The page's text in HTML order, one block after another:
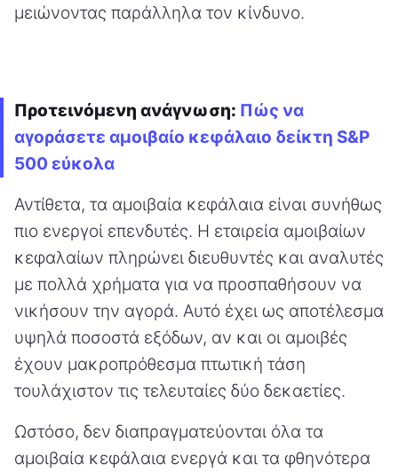
μειώνοντας παράλληλα τον κίνδυνο.
Προτεινόμενη ανάγνωση: Πώς να
αγοράσετε αμοιβαίο κεφάλαιο δείκτη S&P
500 εύκολα
Αντίθετα, τα αμοιβαία κεφάλαια είναι συνήθως
πιο ενεργοί επενδυτές. Η εταιρεία αμοιβαίων
κεφαλαίων πληρώνει διευθυντές και αναλυτές
με πολλά χρήματα για να προσπαθήσουν να
νικήσουν την αγορά. Αυτό έχει ως αποτέλεσμα
υψηλά ποσοστά εξόδων, αν και οι αμοιβές
έχουν μακροπρόθεσμα πτωτική τάση
τουλάχιστον τις τελευταίες δύο δεκαετίες.
Ωστόσο, δεν διαπραγματεύονται όλα τα
αμοιβαία κεφάλαια ενεργά και τα φθηνότερα